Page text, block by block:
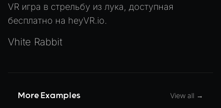
VR игра в стрельбу из лука, доступная
бесплатно на heyVR.io.
Vhite Rabbit
More Examples View all →